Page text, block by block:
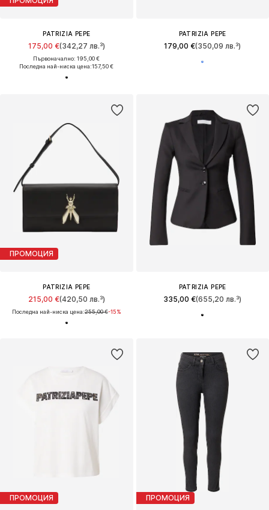
PATRIZIA PEPE
175,00 €(342,27 лв.³)
Първоначално: 195,00 €
Последна най-ниска цена:157,50 €
PATRIZIA PEPE
179,00 €(350,09 лв.³)
ПРОМОЦИЯ
PATRIZIA PEPE
215,00 €(420,50 лв.³)
Последна най-ниска цена:255,00 €-15%
PATRIZIA PEPE
335,00 €(655,20 лв.³)
ПРОМОЦИЯ ПРОМОЦИЯ